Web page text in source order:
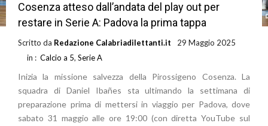
Cosenza atteso dall’andata del play out per
restare in Serie A: Padova la prima tappa
Scritto da Redazione Calabriadilettanti.it
29 Maggio 2025
in : Calcio a 5, Serie A
Inizia la missione salvezza della Pirossigeno Cosenza. La
squadra di Daniel Ibañes sta ultimando la settimana di
preparazione prima di mettersi in viaggio per Padova, dove
sabato 31 maggio alle ore 19:00 (con diretta YouTube sul